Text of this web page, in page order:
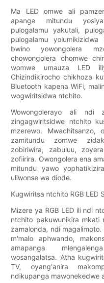
Ma LED omwe ali
apange mitundu
pulogalamu yakutali,
pulogalamu
bwino yowongolera
chowongolera chomwe
womwe umauza LED
Chizindikirocho chikhoza
Bluetooth kapena WiFi,
wogwiritsidwa ntchito.
Wowongolerayo ali ndi
zingagwiritsidwe ntchito
mzerewo. Mwachitsanzo,
zamitundu zomwe
zobiriwira, zabuluu,
zofiirira. Owongolera ena
mitundu yawo
uliwonse wa diode.
Kugwiritsa ntchito RGB LED
Mizere ya RGB LED ili ndi
ntchito pakuwunikira mkati
zamalonda, ndi
m'malo aphwando,
amapanga
wosangalatsa. Atha
TV, oyang'anira
ndikupanga mawonekedwe